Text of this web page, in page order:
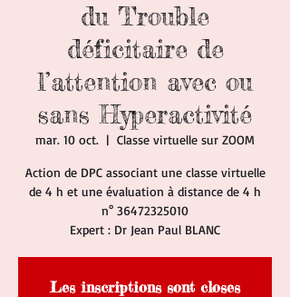
du Trouble
déficitaire de
l’attention avec ou
sans Hyperactivité
mar. 10 oct.
  |
Classe virtuelle sur ZOOM
Action de DPC associant une classe virtuelle
de 4 h et une évaluation à distance de 4 h
n° 36472325010
Expert : Dr Jean Paul BLANC
Les inscriptions sont closes